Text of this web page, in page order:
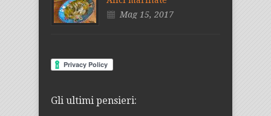
Mag 15, 2017
Gli ultimi pensieri: